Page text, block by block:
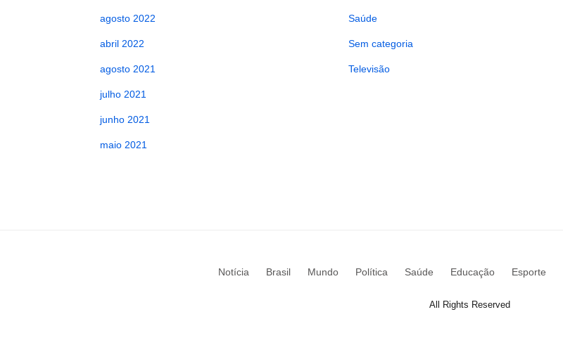
agosto 2022
abril 2022
agosto 2021
julho 2021
junho 2021
maio 2021
Saúde
Sem categoria
Televisão
Notícia Brasil Mundo Política Saúde Educação Esporte
All Rights Reserved